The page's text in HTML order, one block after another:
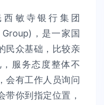
敏寺银行集团
，是一家国
民众基础，比较亲
服务态度整体不
会有工作人员询问
带你到指定位置，